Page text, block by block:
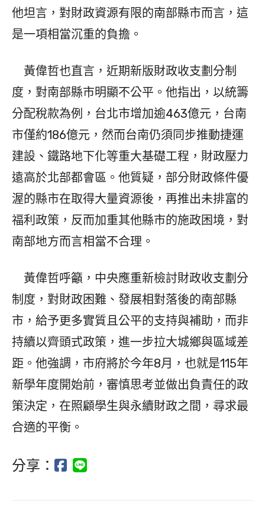
他坦言，對財政資源有限的南部縣市而言，這
是一項相當沉重的負擔。
黃偉哲也直言，近期新版財政收支劃分制
度，對南部縣市明顯不公平。他指出，以統籌
分配稅款為例，台北市增加逾463億元，台南
市僅約186億元，然而台南仍須同步推動捷運
建設、鐵路地下化等重大基礎工程，財政壓力
遠高於北部都會區。他質疑，部分財政條件優
渥的縣市在取得大量資源後，再推出未排富的
福利政策，反而加重其他縣市的施政困境，對
南部地方而言相當不合理。
黃偉哲呼籲，中央應重新檢討財政收支劃分
制度，對財政困難、發展相對落後的南部縣
市，給予更多實質且公平的支持與補助，而非
持續以齊頭式政策，進一步拉大城鄉與區域差
距。他強調，市府將於今年8月，也就是115年
新學年度開始前，審慎思考並做出負責任的政
策決定，在照顧學生與永續財政之間，尋求最
合適的平衡。
分享：